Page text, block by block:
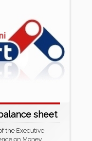
sheet
the Executive
on Money